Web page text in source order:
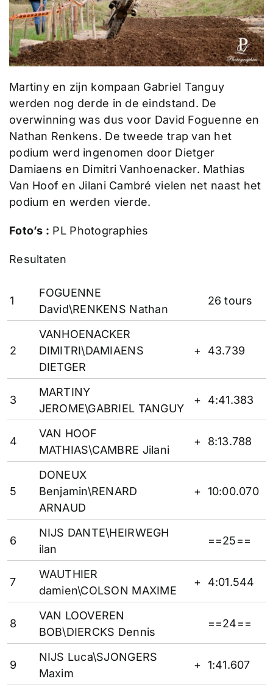
Martiny en zijn kompaan Gabriel Tanguy
werden nog derde in de eindstand. De
overwinning was dus voor David Foguenne en
Nathan Renkens. De tweede trap van het
podium werd ingenomen door Dietger
Damiaens en Dimitri Vanhoenacker. Mathias
Van Hoof en Jilani Cambré vielen net naast het
podium en werden vierde.
Foto’s : PL Photographies
Resultaten
1
FOGUENNE
David\RENKENS Nathan
26 tours
2
VANHOENACKER
DIMITRI\DAMIAENS
DIETGER
+ 43.739
3
MARTINY
JEROME\GABRIEL TANGUY
+ 4:41.383
4
VAN HOOF
MATHIAS\CAMBRE Jilani
+ 8:13.788
5
DONEUX
Benjamin\RENARD
ARNAUD
+ 10:00.070
6
NIJS DANTE\HEIRWEGH
ilan
==25==
7
WAUTHIER
damien\COLSON MAXIME
+ 4:01.544
8
VAN LOOVEREN
BOB\DIERCKS Dennis
==24==
9
NIJS Luca\SJONGERS
Maxim
+ 1:41.607